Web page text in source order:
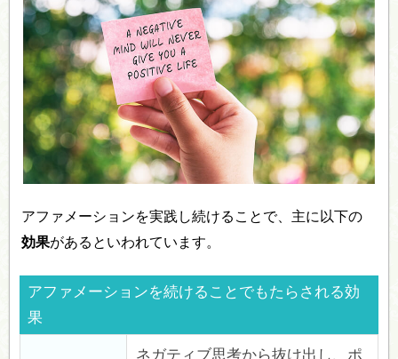
アファメーションを実践し続けることで、主に以下の
効果があるといわれています。
アファメーションを続けることでもたらされる効
果
ネガティブ思考から抜け出し、ポ